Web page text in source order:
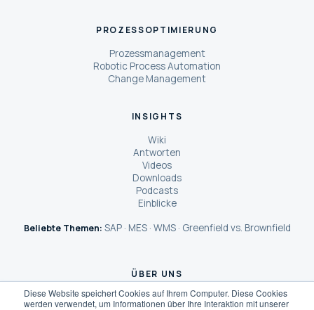
Diese Website speichert Cookies auf Ihrem Computer. Diese Cookies
werden verwendet, um Informationen über Ihre Interaktion mit unserer
PROZESSOPTIMIERUNG
Prozessmanagement
Robotic Process Automation
Change Management
INSIGHTS
Wiki
Antworten
Videos
Downloads
Podcasts
Einblicke
Beliebte Themen: SAP· MES· WMS· Greenfield vs. Brownfield
ÜBER UNS
Über Dreher Consulting